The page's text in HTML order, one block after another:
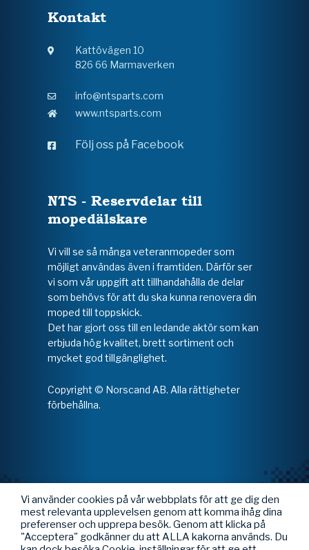
Kontakt
Kattövägen 10
826 66 Marmaverken
info@ntsparts.com
www.ntsparts.com
Följ oss på Facebook
NTS - Reservdelar till
mopedälskare
Vi vill se så många veteranmopeder som
möjligt användas även i framtiden. Därför ser
vi som vår uppgift att tillhandahålla de delar
som behövs för att du ska kunna renovera din
moped till toppskick.
Det har gjort oss till en ledande aktör som kan
erbjuda hög kvalitet, brett sortiment och
mycket god tillgänglighet.
Copyright © Norscand AB. Alla rättigheter
förbehållna.
Vi använder cookies på vår webbplats för att ge dig den
mest relevanta upplevelsen genom att komma ihåg dina
preferenser och upprepa besök. Genom att klicka på
"Acceptera" godkänner du att ALLA kakorna används. Du